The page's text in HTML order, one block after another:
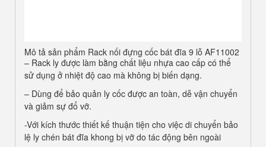
Mô tả sản phẩm Rack nối đựng cốc bát đĩa 9 lỗ AF11002
– Rack ly được làm bằng chất liệu nhựa cao cấp có thể
sử dụng ở nhiệt độ cao mà không bị biến dạng.
– Dùng để bảo quản ly cốc được an toàn, dễ vận chuyển
và giảm sự đổ vỡ.
-Với kích thước thiết kế thuận tiện cho việc di chuyển bảo
lệ ly chén bát đĩa khong bị vỡ do tác động bên ngoài